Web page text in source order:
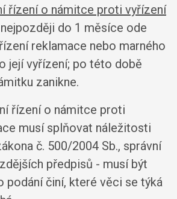
řízení o námitce proti vyřízení
do 1 měsíce ode
reklamace nebo marného
její vyřízení; po této době
zanikne.
řízení o námitce proti
musí splňovat náležitosti
č. 500/2004 Sb., správní
předpisů - musí být
podání činí, které věci se týká